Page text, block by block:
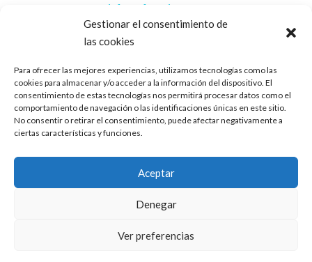
Gestionar el consentimiento de
las cookies
Para ofrecer las mejores experiencias, utilizamos tecnologías como las
cookies para almacenar y/o acceder a la información del dispositivo. El
consentimiento de estas tecnologías nos permitirá procesar datos como el
comportamiento de navegación o las identificaciones únicas en este sitio.
No consentir o retirar el consentimiento, puede afectar negativamente a
ciertas características y funciones.
Aceptar
Denegar
Ver preferencias
info@afanasjerez.com
Aviso Legal
Política de Cookies